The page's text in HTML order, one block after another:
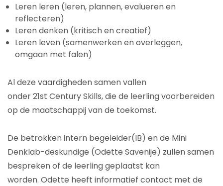
Leren leren (leren, plannen, evalueren en
reflecteren)
Leren denken (kritisch en creatief)
Leren leven (samenwerken en overleggen,
omgaan met falen)
Al deze vaardigheden samen vallen
onder 21st Century Skills, die de leerling voorbereiden
op de maatschappij van de toekomst.
De betrokken intern begeleider(IB) en de Mini
Denklab-deskundige (Odette Savenije) zullen samen
bespreken of de leerling geplaatst kan
worden. Odette heeft informatief contact met de